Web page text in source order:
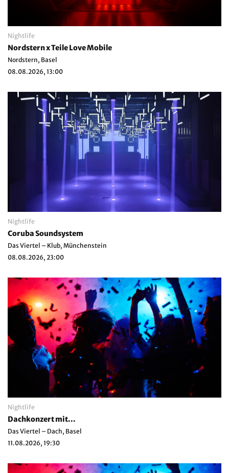
Nightlife
Nordstern x Teile Love Mobile
Nordstern, Basel
08.08.2026, 13:00
Nightlife
Coruba Soundsystem
Das Viertel – Klub, Münchenstein
08.08.2026, 23:00
Nightlife
Dachkonzert mit...
Das Viertel – Dach, Basel
11.08.2026, 19:30